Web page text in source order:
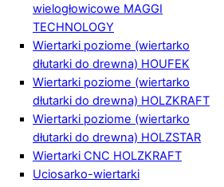
wielogłowicowe MAGGI
TECHNOLOGY
Wiertarki poziome (wiertarko
dłutarki do drewna) HOUFEK
Wiertarki poziome (wiertarko
dłutarki do drewna) HOLZKRAFT
Wiertarki poziome (wiertarko
dłutarki do drewna) HOLZSTAR
Wiertarki CNC HOLZKRAFT
Uciosarko-wiertarki